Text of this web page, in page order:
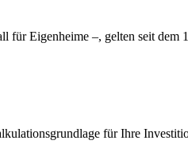
für Eigenheime –, gelten seit dem
für Ihre